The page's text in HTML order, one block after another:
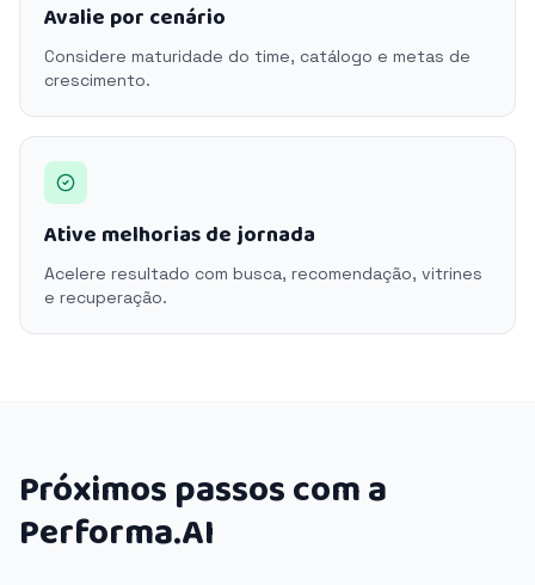
Avalie por cenário
Considere maturidade do time, catálogo e metas de
crescimento.
Ative melhorias de jornada
Acelere resultado com busca, recomendação, vitrines
e recuperação.
Próximos passos com a
Performa.AI